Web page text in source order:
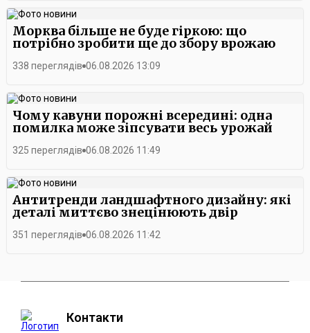
Морква більше не буде гіркою: що
потрібно зробити ще до збору врожаю
338 переглядів 06.08.2026 13:09
Чому кавуни порожні всередині: одна
помилка може зіпсувати весь урожай
325 переглядів 06.08.2026 11:49
Антитренди ландшафтного дизайну: які
деталі миттєво знецінюють двір
351 переглядів 06.08.2026 11:42
Контакти